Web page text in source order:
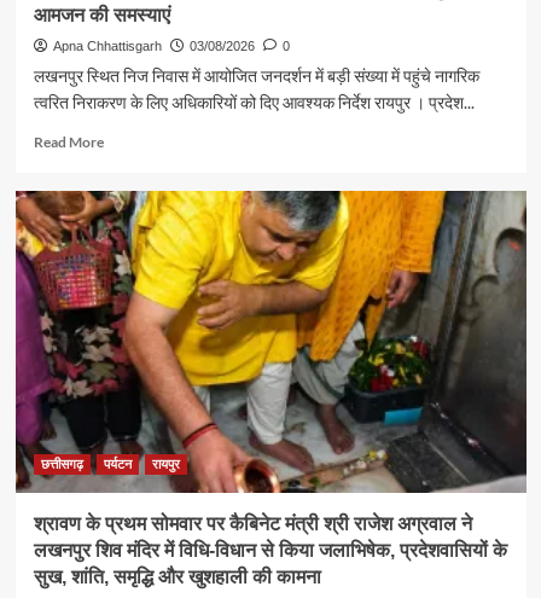
आमजन की समस्याएं
Apna Chhattisgarh 03/08/2026 0
लखनपुर स्थित निज निवास में आयोजित जनदर्शन में बड़ी संख्या में पहुंचे नागरिक
त्वरित निराकरण के लिए अधिकारियों को दिए आवश्यक निर्देश रायपुर । प्रदेश...
Read MoreRead
पर्यटन
एवं
संस्कृति
मंत्री
श्री
राजेश
अग्रवाल
ने
जनदर्शन
सुनीं
आमजन
की
छत्तीसगढ़ पर्यटन रायपुर
श्रावण के प्रथम सोमवार पर कैबिनेट मंत्री श्री राजेश अग्रवाल ने
लखनपुर शिव मंदिर में विधि-विधान से किया जलाभिषेक, प्रदेशवासियों के
सुख, शांति, समृद्धि और खुशहाली की कामना